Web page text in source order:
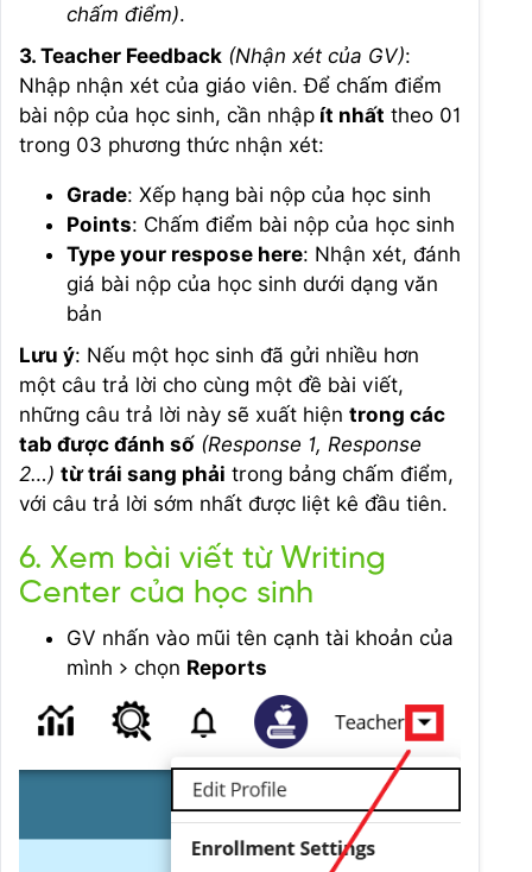
chấm điểm).
3. Teacher Feedback (Nhận xét của GV):
Nhập nhận xét của giáo viên. Để chấm điểm
bài nộp của học sinh, cần nhập ít nhất theo 01
trong 03 phương thức nhận xét:
Grade: Xếp hạng bài nộp của học sinh
Points: Chấm điểm bài nộp của học sinh
Type your respose here: Nhận xét, đánh
giá bài nộp của học sinh dưới dạng văn
bản
Lưu ý: Nếu một học sinh đã gửi nhiều hơn
một câu trả lời cho cùng một đề bài viết,
những câu trả lời này sẽ xuất hiện trong các
tab được đánh số (Response 1, Response
2…) từ trái sang phải trong bảng chấm điểm,
với câu trả lời sớm nhất được liệt kê đầu tiên.
6. Xem bài viết từ Writing
Center của học sinh
GV nhấn vào mũi tên cạnh tài khoản của
mình > chọn Reports